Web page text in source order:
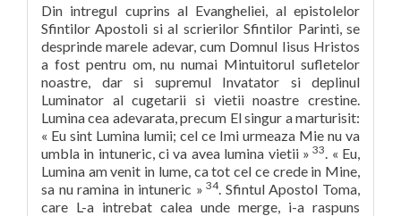
Din intregul cuprins al Evangheliei, al epistolelor
Sfintilor Apostoli si al scrierilor Sfintilor Parinti, se
desprinde marele adevar, cum Domnul Iisus Hristos
a fost pentru om, nu numai Mintuitorul sufletelor
noastre, dar si supremul Invatator si deplinul
Luminator al cugetarii si vietii noastre crestine.
Lumina cea adevarata, precum El singur a marturisit:
« Eu sint Lumina lumii; cel ce Imi urmeaza Mie nu va
umbla in intuneric, ci va avea lumina vietii » 33. « Eu,
Lumina am venit in lume, ca tot cel ce crede in Mine,
sa nu ramina in intuneric » 34. Sfintul Apostol Toma,
care L-a intrebat calea unde merge, i-a raspuns